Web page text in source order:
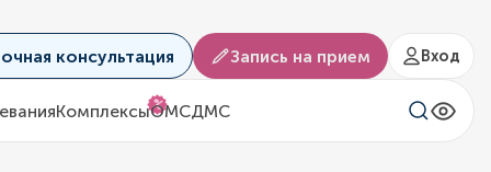
консультация Запись на прием Вход
Комплексы%
ОМСДМС